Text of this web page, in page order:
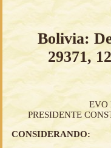
Bolivia:
29371,
EVO
PRESIDENTE
CONSIDERANDO: